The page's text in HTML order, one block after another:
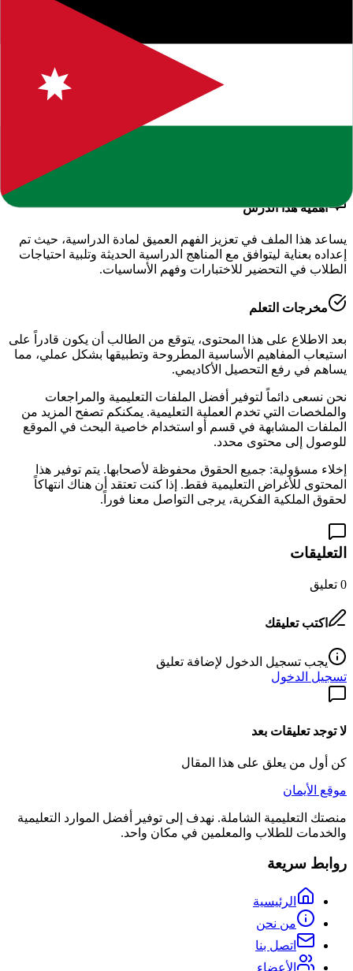
جميع الحقوق محفوظة للموقع. يرجى ذكر المصدر عند النقل.
المحتوى التعليمي متاح للاستخدام الشخصي والتعليمي فقط.
حول هذا المحتوى التعليمي
يقدم لكم موقعنا هذا المحتوى المتميز بعنوان
التربية الرياضية والفنية - الفصل
، وهو جزء من الموارد التعليمية الشاملة التي نوفرها
أهمية هذا الدرس
يساعد هذا الملف في تعزيز الفهم العميق لمادة الدراسية، حيث تم
إعداده بعناية ليتوافق مع المناهج الدراسية الحديثة وتلبية احتياجات
الطلاب في التحضير للاختبارات وفهم الأساسيات.
مخرجات التعلم
بعد الاطلاع على هذا المحتوى، يتوقع من الطالب أن يكون قادراً على
استيعاب المفاهيم الأساسية المطروحة وتطبيقها بشكل عملي، مما
يساهم في رفع التحصيل الأكاديمي.
نحن نسعى دائماً لتوفير أفضل الملفات التعليمية والمراجعات
والملخصات التي تخدم العملية التعليمية. يمكنكم تصفح المزيد من
الملفات المشابهة في قسم
أو استخدام خاصية البحث في الموقع
للوصول إلى محتوى محدد.
إخلاء مسؤولية: جميع الحقوق محفوظة لأصحابها. يتم توفير هذا
المحتوى للأغراض التعليمية فقط. إذا كنت تعتقد أن هناك انتهاكاً
لحقوق الملكية الفكرية، يرجى التواصل معنا فوراً.
التعليقات
0 تعليق
اكتب تعليقك
يجب تسجيل الدخول لإضافة تعليق
تسجيل الدخول
لا توجد تعليقات بعد
كن أول من يعلق على هذا المقال
موقع الأيمان
منصتك التعليمية الشاملة. نهدف إلى توفير أفضل الموارد التعليمية
والخدمات للطلاب والمعلمين في مكان واحد.
روابط سريعة
الرئيسية
من نحن
اتصل بنا
الأعضاء